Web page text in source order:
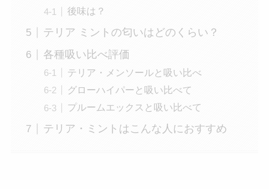
後味は？
テリア ミントの匂いはどのくらい？
各種吸い比べ評価
テリア・メンソールと吸い比べ
グローハイパーと吸い比べて
プルームエックスと吸い比べて
テリア・ミントはこんな人におすすめ